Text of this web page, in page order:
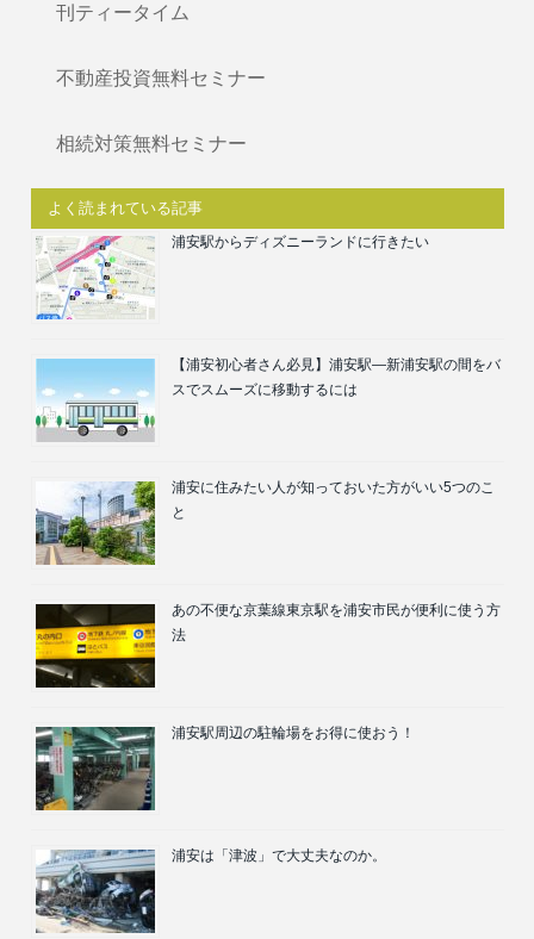
刊ティータイム
不動産投資無料セミナー
相続対策無料セミナー
よく読まれている記事
浦安駅からディズニーランドに行きたい
【浦安初心者さん必見】浦安駅―新浦安駅の間をバ
スでスムーズに移動するには
浦安に住みたい人が知っておいた方がいい5つのこ
と
あの不便な京葉線東京駅を浦安市民が便利に使う方
法
浦安駅周辺の駐輪場をお得に使おう！
浦安は「津波」で大丈夫なのか。